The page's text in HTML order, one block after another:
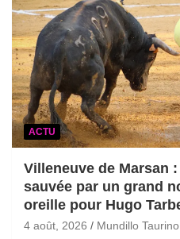
ACTU
Villeneuve de Marsan
sauvée par un grand
oreille pour Hugo
4 août, 2026 Mundillo Taurino